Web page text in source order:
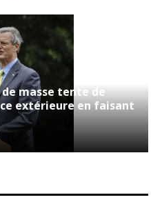
masse tente de
extérieure en faisant